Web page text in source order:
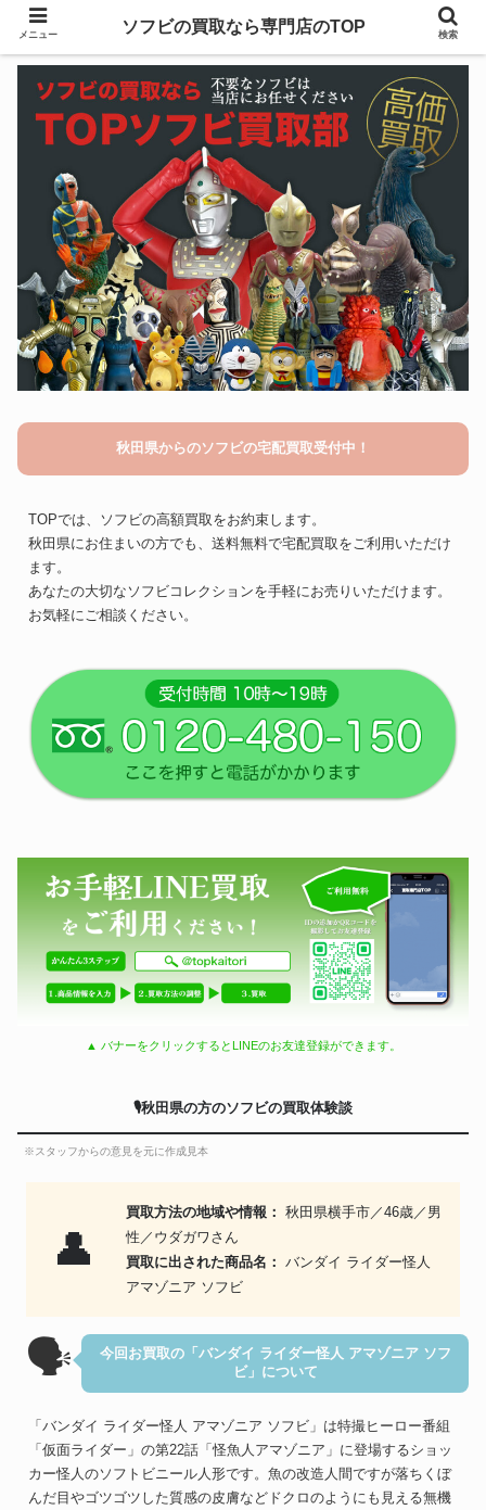
秋田県からのソフビの宅配買取受付中！
TOPでは、ソフビの高額買取をお約束します。
秋田県にお住まいの方でも、送料無料で宅配買取をご利用いただけ
ます。
あなたの大切なソフビコレクションを手軽にお売りいただけます。
お気軽にご相談ください。
▲ バナーをクリックするとLINEのお友達登録ができます。
🎙秋田県の方のソフビの買取体験談
※スタッフからの意見を元に作成見本
👤
買取方法の地域や情報： 秋田県横手市／46歳／男
性／ウダガワさん
買取に出された商品名： バンダイ ライダー怪人
アマゾニア ソフビ
🗣
今回お買取の「バンダイ ライダー怪人 アマゾニア ソフ
ビ」について
「バンダイ ライダー怪人 アマゾニア ソフビ」は特撮ヒーロー番組
「仮面ライダー」の第22話「怪魚人アマゾニア」に登場するショッ
カー怪人のソフトビニール人形です。魚の改造人間ですが落ちくぼ
んだ目やゴツゴツした質感の皮膚などドクロのようにも見える無機
メニュー ソフビの買取なら専門店のTOP 検索